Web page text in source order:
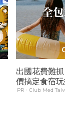
出國花費難
價搞定食宿
PR・Club Med